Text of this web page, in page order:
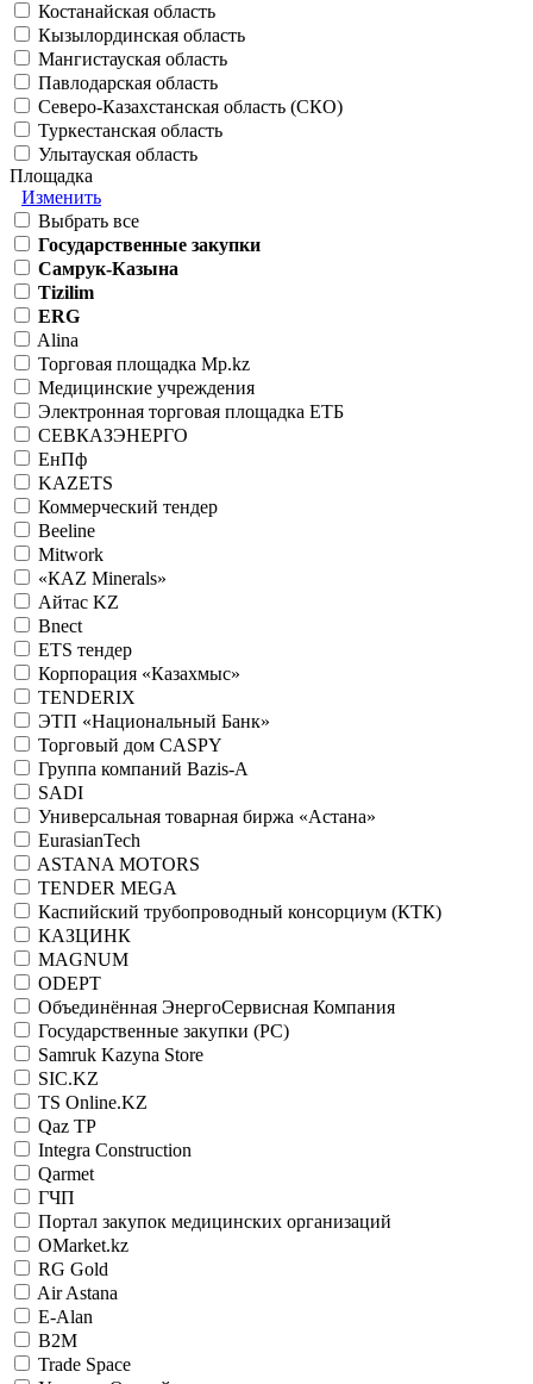
Костанайская область
Кызылординская область
Мангистауская область
Павлодарская область
Северо-Казахстанская область (СКО)
Туркестанская область
Улытауская область
Площадка
Изменить
Выбрать все
Государственные закупки
Самрук-Казына
Tizilim
ERG
Alina
Торговая площадка Mp.kz
Медицинские учреждения
Электронная торговая площадка ЕТБ
СЕВКАЗЭНЕРГО
ЕнПф
KAZETS
Коммерческий тендер
Beeline
Mitwork
«КАZ Minerals»
Айтас KZ
Bnect
ETS тендер
Корпорация «Казахмыс»
TENDERIX
ЭТП «Национальный Банк»
Торговый дом CASPY
Группа компаний Bazis-A
SADI
Универсальная товарная биржа «Астана»
EurasianTech
ASTANA MOTORS
TENDER MEGA
Каспийский трубопроводный консорциум (КТК)
КАЗЦИНК
MAGNUM
ODEPT
Объединённая ЭнергоСервисная Компания
Государственные закупки (РС)
Samruk Kazyna Store
SIC.KZ
TS Online.KZ
Qaz TP
Integra Construction
Qarmet
ГЧП
Портал закупок медицинских организаций
OMarket.kz
RG Gold
Air Astana
E-Alan
B2M
Trade Space